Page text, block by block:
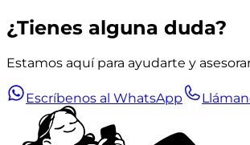
¿Tienes alguna duda?
Estamos aquí para ayudarte y
Escríbenos al WhatsApp